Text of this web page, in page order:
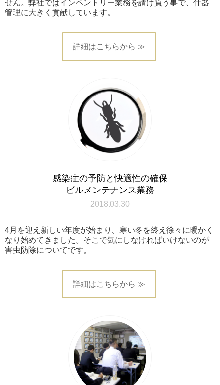
せん。弊社ではインベントリー業務を請け負う事で、什器
管理に大きく貢献しています。
詳細はこちらから ≫
感染症の予防と快適性の確保
ビルメンテナンス業務
2018.03.30
4月を迎え新しい年度が始まり、寒い冬を終え徐々に暖かく
なり始めてきました。そこで気にしなければいけないのが
害虫防除についてです。
詳細はこちらから ≫